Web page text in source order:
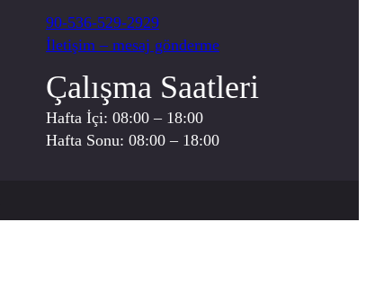
90-536-529-2929
İletişim – mesaj gönderme
Çalışma Saatleri
Hafta İçi: 08:00 – 18:00
Hafta Sonu: 08:00 – 18:00